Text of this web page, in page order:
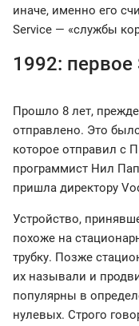
иначе, именно его
Service — «службы
1992: первое
Прошло 8 лет,
отправлено. Это
которое отправил с
программист Нил
пришла директору
Устройство,
похоже на
трубку. Позже
их называли и
популярны в
нулевых. Строго